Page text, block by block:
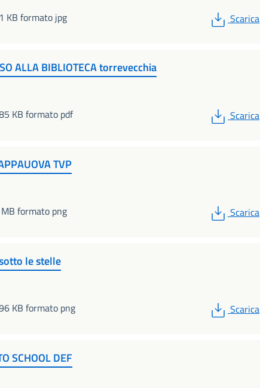
KB formato jpg
PDF
Scarica
ALLA BIBLIOTECA torrevecchia
KB formato pdf
PDF
Scarica
TVP
formato png
PDF
Scarica
le stelle
KB formato png
PDF
Scarica
SCHOOL DEF